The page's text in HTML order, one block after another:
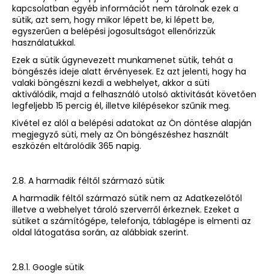
kapcsolatban egyéb információt nem tárolnak ezek a
sütik, azt sem, hogy mikor lépett be, ki lépett be,
egyszerűen a belépési jogosultságot ellenőrizzük
használatukkal.
Ezek a sütik úgynevezett munkamenet sütik, tehát a
böngészés ideje alatt érvényesek. Ez azt jelenti, hogy ha
valaki böngészni kezdi a webhelyet, akkor a süti
aktiválódik, majd a felhasználó utolsó aktivitását követően
legfeljebb 15 percig él, illetve kilépésekor szűnik meg.
Kivétel ez alól a belépési adatokat az Ön döntése alapján
megjegyző süti, mely az Ön böngészéshez használt
eszközén eltárolódik 365 napig.
2.8. A harmadik féltől származó sütik
A harmadik féltől származó sütik nem az Adatkezelőtől
illetve a webhelyet tároló szerverről érkeznek. Ezeket a
sütiket a számítógépe, telefonja, táblagépe is elmenti az
oldal látogatása során, az alábbiak szerint.
2.8.1. Google sütik